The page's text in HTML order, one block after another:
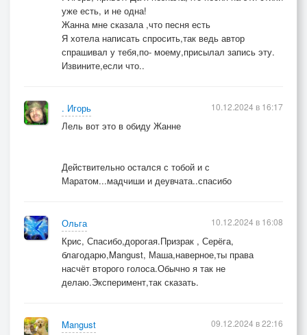
уже есть, и не одна!
Жанна мне сказала ,что песня есть
Я хотела написать спросить,так ведь автор
спрашивал у тебя,по- моему,присылал запись эту.
Извините,если что..
. Игорь
Лель вот это в обиду Жанне
Действительно остался с тобой и с
Маратом...мадчиши и деувчата..спасибо
10.12.2024 в 16:17
Ольга
Крис, Спасибо,дорогая.Призрак , Серёга,
благодарю,Mangust, Маша,наверное,ты права
насчёт второго голоса.Обычно я так не
делаю.Эксперимент,так сказать.
10.12.2024 в 16:08
Mangust
09.12.2024 в 22:16